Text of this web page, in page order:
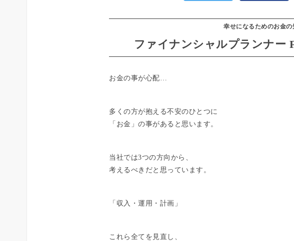
幸せになるためのお金の
ファイナンシャルプランナー
お金の事が心配…
多くの方が抱える不安のひとつに
「お金」の事があると思います。
当社では3つの方向から、
考えるべきだと思っています。
「収入・運用・計画」
これら全てを見直し、